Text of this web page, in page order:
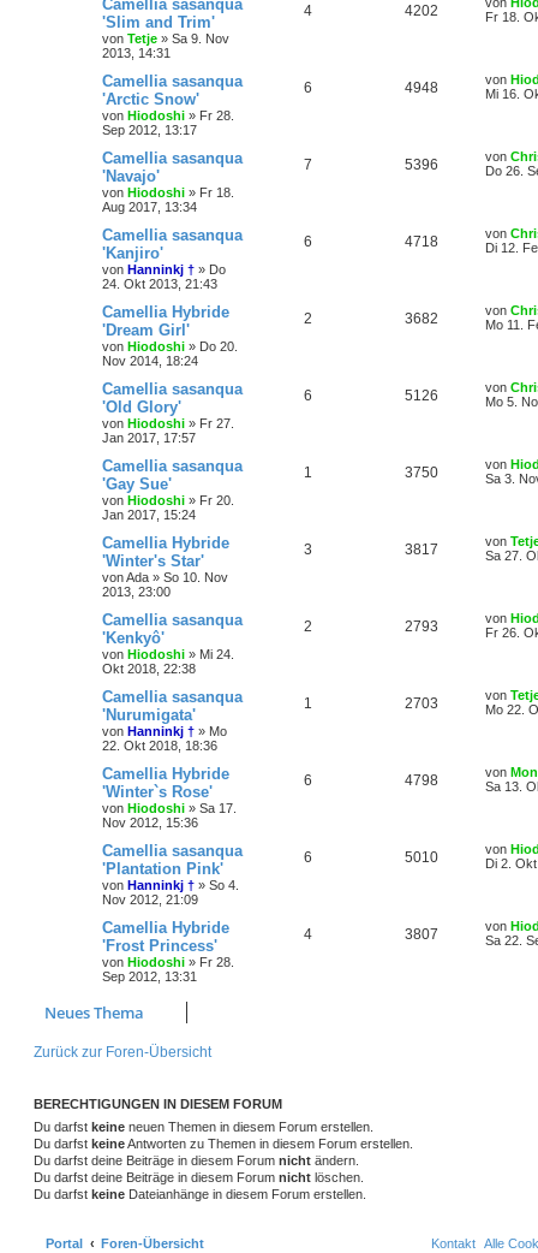
Camellia sasanqua
'Slim and Trim'
von Tetje » Sa 9. Nov
2013, 14:31
4 4202
Fr 18.
Camellia sasanqua
'Arctic Snow'
von Hiodoshi » Fr 28.
Sep 2012, 13:17
6 4948 von
Mi 16.
Camellia sasanqua
'Navajo'
von Hiodoshi » Fr 18.
Aug 2017, 13:34
7 5396 von
Do 26.
Camellia sasanqua
'Kanjiro'
von Hanninkj † » Do
24. Okt 2013, 21:43
6 4718 von
Di 12.
Camellia Hybride
'Dream Girl'
von Hiodoshi » Do 20.
Nov 2014, 18:24
2 3682 von
Mo 11.
Camellia sasanqua
'Old Glory'
von Hiodoshi » Fr 27.
Jan 2017, 17:57
6 5126 von
Mo 5.
Camellia sasanqua
'Gay Sue'
von Hiodoshi » Fr 20.
Jan 2017, 15:24
1 3750 von
Sa 3.
Camellia Hybride
'Winter's Star'
vonAda » So 10. Nov
2013, 23:00
3 3817 von
Sa 27.
Camellia sasanqua
'Kenkyô'
von Hiodoshi » Mi 24.
Okt 2018, 22:38
2 2793 von
Fr 26.
Camellia sasanqua
'Nurumigata'
von Hanninkj † » Mo
22. Okt 2018, 18:36
1 2703 von
Mo 22.
Camellia Hybride
'Winter`s Rose'
von Hiodoshi » Sa 17.
Nov 2012, 15:36
6 4798 von
Sa 13.
Camellia sasanqua
'Plantation Pink'
von Hanninkj † » So 4.
Nov 2012, 21:09
6 5010 von
Di 2.
Camellia Hybride
'Frost Princess'
von Hiodoshi » Fr 28.
Sep 2012, 13:31
4 3807 von
Sa 22.
Neues Thema
Zurück zur Foren-Übersicht
BERECHTIGUNGEN IN DIESEM FORUM
Du darfst keine neuen Themen in diesem Forum erstellen.
Du darfst keineAntworten zu Themen in diesem Forum erstellen.
Du darfst deine Beiträge in diesem Forum nicht ändern.
Du darfst deine Beiträge in diesem Forum nicht löschen.
Du darfst keine Dateianhänge in diesem Forum erstellen.
Portal Foren-Übersicht Alle
Kontakt